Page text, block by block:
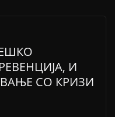
И
СО КРИЗИ